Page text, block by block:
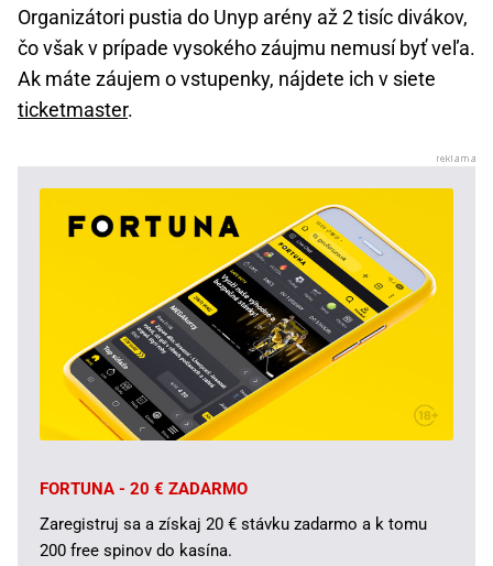
Organizátori pustia do Unyp arény až 2 tisíc divákov,
čo však v prípade vysokého záujmu nemusí byť veľa.
Ak máte záujem o vstupenky, nájdete ich v siete
ticketmaster.
FORTUNA - 20 € ZADARMO
Zaregistruj sa a získaj 20 € stávku zadarmo a k tomu
200 free spinov do kasína.